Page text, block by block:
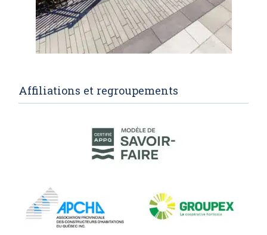
Affiliations et regroupements